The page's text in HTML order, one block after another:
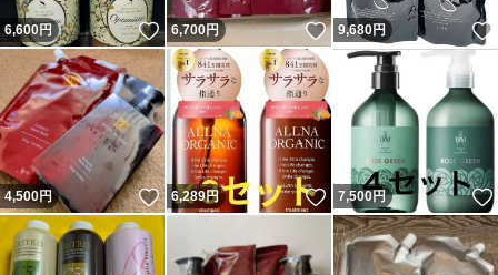
6,600円 いいね！
6,700円 いいね！
9,680円
4,500円 いいね！
6,289円 いいね！
7,500円